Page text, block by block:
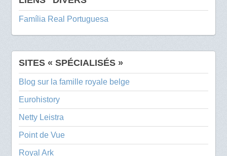
Família Real Portuguesa
SITES « SPÉCIALISÉS »
Blog sur la famille royale belge
Eurohistory
Netty Leistra
Point de Vue
Royal Ark